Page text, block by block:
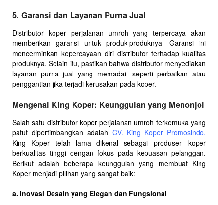
5. Garansi dan Layanan Purna Jual
Distributor koper perjalanan umroh yang terpercaya akan
memberikan garansi untuk produk-produknya. Garansi ini
mencerminkan kepercayaan diri distributor terhadap kualitas
produknya. Selain itu, pastikan bahwa distributor menyediakan
layanan purna jual yang memadai, seperti perbaikan atau
penggantian jika terjadi kerusakan pada koper.
Mengenal King Koper: Keunggulan yang Menonjol
Salah satu distributor koper perjalanan umroh terkemuka yang
patut dipertimbangkan adalah CV. King Koper Promosindo.
King Koper telah lama dikenal sebagai produsen koper
berkualitas tinggi dengan fokus pada kepuasan pelanggan.
Berikut adalah beberapa keunggulan yang membuat King
Koper menjadi pilihan yang sangat baik:
a. Inovasi Desain yang Elegan dan Fungsional